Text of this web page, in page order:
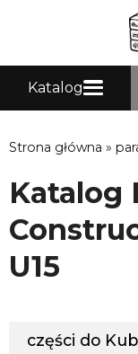
Katalog
Strona główna »
Katalog
U15
części do